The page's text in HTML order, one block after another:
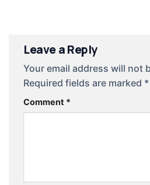
Leave a Reply
Your email address will not
Required fields are marked *
Comment *